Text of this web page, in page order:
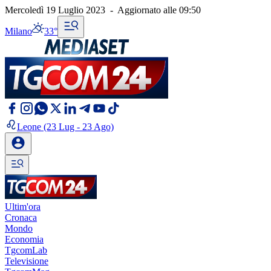
Mercoledì 19 Luglio 2023 - Aggiornato alle 09:50
Milano 33°
Leone (23 Lug - 23 Ago)
Ultim'ora
Cronaca
Mondo
Economia
TgcomLab
Televisione